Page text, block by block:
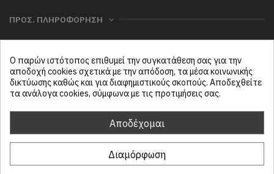
ΠΡΟΣ. ΠΛΗΡΟΦΟΡΗΣΗ
ΜΕΝΟΥ
Follow us
| All rights reserved
Ο παρών ιστότοπος επιθυμεί την συγκατάθεση σας για την
αποδοχή cookies σχετικά με την απόδοση, τα μέσα κοινωνικής
δικτύωσης καθώς και για διαφημιστικούς σκοπούς. Αποδεχθείτε
τα ανάλογα cookies, σύμφωνα με τις προτιμήσεις σας.
Αποδέχομαι
Διαμόρφωση